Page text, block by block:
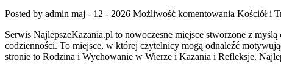
Posted by admin maj - 12 - 2026 Możliwość komentowania Kościół i
Serwis NajlepszeKazania.pl to nowoczesne miejsce stworzone z
codzienności. To miejsce, w której czytelnicy mogą odnaleźć
stronie to Rodzina i Wychowanie w Wierze i Kazania i Refleksje.